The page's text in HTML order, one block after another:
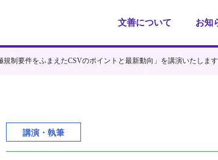
文善について お知
規制要件をふまえたCSVのポイントと最新動向」を講演いたしま
講演・執筆